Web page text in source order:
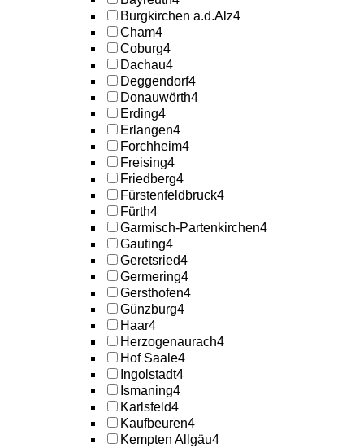
Burgkirchen a.d.Alz4
Cham4
Coburg4
Dachau4
Deggendorf4
Donauwörth4
Erding4
Erlangen4
Forchheim4
Freising4
Friedberg4
Fürstenfeldbruck4
Fürth4
Garmisch-Partenkirchen4
Gauting4
Geretsried4
Germering4
Gersthofen4
Günzburg4
Haar4
Herzogenaurach4
Hof Saale4
Ingolstadt4
Ismaning4
Karlsfeld4
Kaufbeuren4
Kempten Allgäu4